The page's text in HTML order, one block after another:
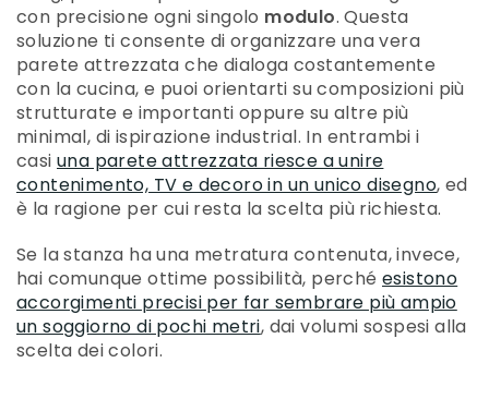
con precisione ogni singolo modulo. Questa
soluzione ti consente di organizzare una vera
parete attrezzata che dialoga costantemente
con la cucina, e puoi orientarti su composizioni più
strutturate e importanti oppure su altre più
minimal, di ispirazione industrial. In entrambi i
casi una parete attrezzata riesce a unire
contenimento, TV e decoro in un unico disegno, ed
è la ragione per cui resta la scelta più richiesta.
Se la stanza ha una metratura contenuta, invece,
hai comunque ottime possibilità, perché esistono
accorgimenti precisi per far sembrare più ampio
un soggiorno di pochi metri, dai volumi sospesi alla
scelta dei colori.